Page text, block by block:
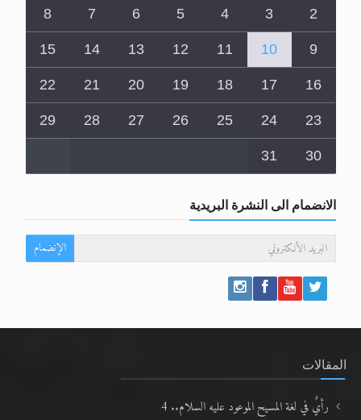
2
3
4
5
6
7
8
9
10
11
12
13
14
15
16
17
18
19
20
21
22
23
24
25
26
27
28
29
30
31
الانضمام الى النشرة البريدية
الإنضمام
المقالات
رأيٌ في لغة المسيح الموعود عليه السلام.. 4